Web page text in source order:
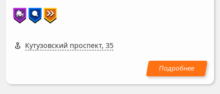
Кутузовский проспект, 35